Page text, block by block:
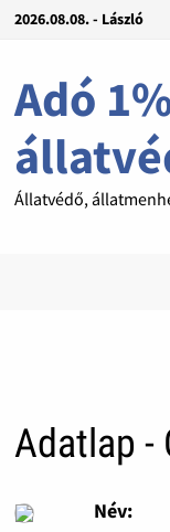
2026.08.08. - László
Adó
Állatvédő,
Adatlap -
Név: